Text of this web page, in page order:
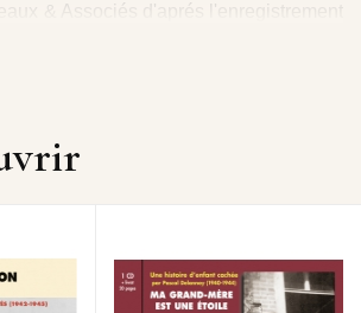
& Associés d'aprés l'enregistrement
de la Maison d'Izieu.
l’évocation des enfants juifs d’Izieu et
c’est contre toute forme d’intolérance
entend lutter.
BULLE OGIER suivi du témoignage
ZLATIN / Inclus livret 32 pages :